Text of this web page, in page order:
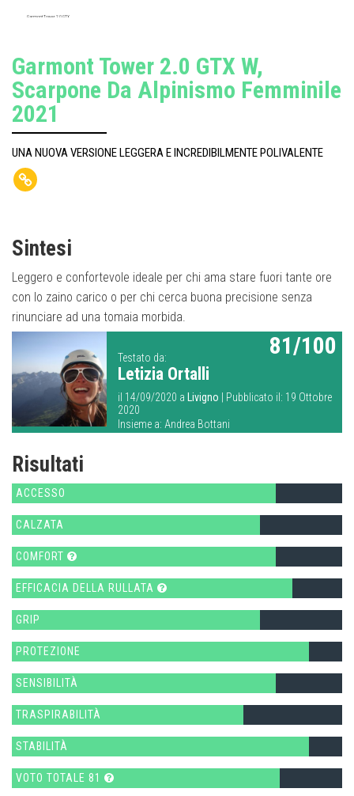
Garmont Tower 2.0 GTX
Garmont Tower 2.0 GTX W,
Scarpone Da Alpinismo Femminile
2021
UNA NUOVA VERSIONE LEGGERA E INCREDIBILMENTE POLIVALENTE
Sintesi
Leggero e confortevole ideale per chi ama stare fuori tante ore
con lo zaino carico o per chi cerca buona precisione senza
rinunciare ad una tomaia morbida.
Testato da:
Letizia Ortalli
il 14/09/2020 a Livigno | Pubblicato il: 19 Ottobre
2020
Insieme a: Andrea Bottani
81/100
Risultati
ACCESSO
CALZATA
COMFORT
EFFICACIA DELLA RULLATA
GRIP
PROTEZIONE
SENSIBILITÀ
TRASPIRABILITÀ
STABILITÀ
VOTO TOTALE 81